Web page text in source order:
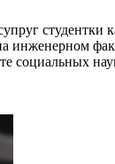
студентки
инженерном
социальных